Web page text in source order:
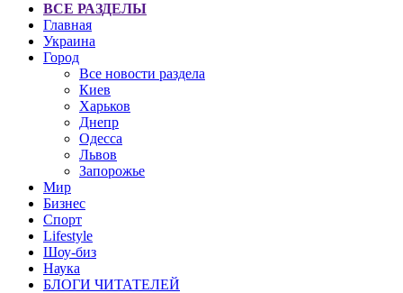
ВСЕ РАЗДЕЛЫ
Главная
Украина
Город
Все новости раздела
Киев
Харьков
Днепр
Одесса
Львов
Запорожье
Мир
Бизнес
Спорт
Lifestyle
Шоу-биз
Наука
БЛОГИ ЧИТАТЕЛЕЙ